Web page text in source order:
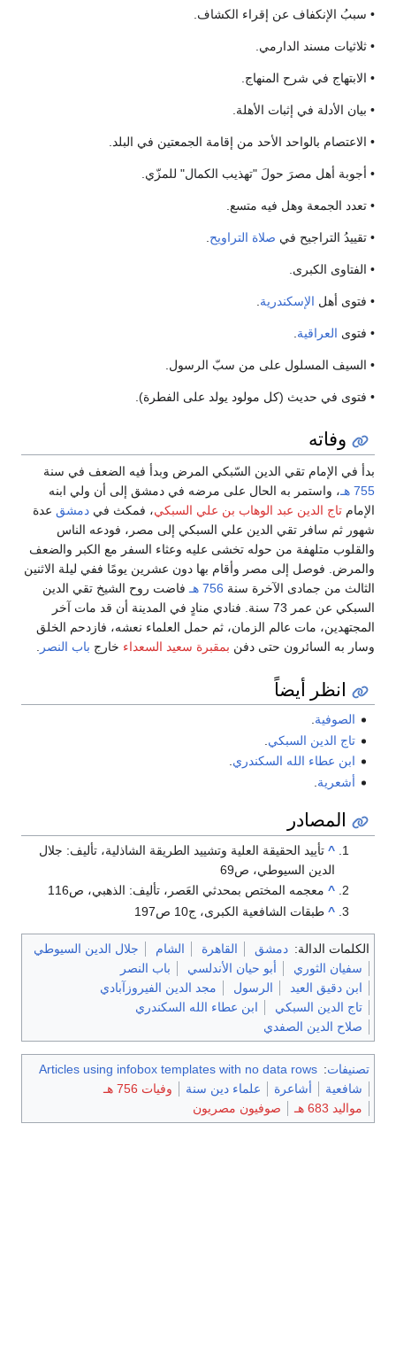
• سببُ الإنكفاف عن إقراء الكشاف.
• ثلاثيات مسند الدارمي.
• الابتهاج في شرح المنهاج.
• بيان الأدلة في إثبات الأهلة.
• الاعتصام بالواحد الأحد من إقامة الجمعتين في البلد.
• أجوبة أهل مصرَ حولَ "تهذيب الكمال" للمزّي.
• تعدد الجمعة وهل فيه متسع.
• تقييدُ التراجيح في صلاة التراويح
• الفتاوى الكبرى.
• فتوى أهل الإسكندرية
• فتوى العراقية
• السيف المسلول على من سبّ الرسول.
• فتوى في حديث (كل مولود يولد على الفطرة).
وفاته
بدأ في الإمام تقي الدين السّبكي المرض وبدأ فيه الضعف في سنة
755 هـ
، واستمر به الحال على مرضه في دمشق إلى أن ولي ابنه
الإمام تاج الدين عبد الوهاب بن علي السبكي، فمكث في دمشق عدة
شهور ثم سافر تقي الدين علي السبكي إلى مصر، فودعه الناس
والقلوب متلهفة من حوله تخشى عليه وعثاء السفر مع الكبر والضعف
والمرض. فوصل إلى مصر وأقام بها دون عشرين يومًا ففي ليلة الاثنين
الثالث من جمادى الآخرة سنة 756 هـ
فاضت روح الشيخ تقي الدين
السبكي عن عمر 73 سنة. فنادي منادٍ في المدينة أن قد مات آخر
المجتهدين، مات عالم الزمان، ثم حمل العلماء نعشه، فازدحم الخلق
وسار به السائرون حتى دفن بمقبرة سعيد السعداء خارج باب النصر
انظر أيضاً
الصوفية.
تاج الدين السبكي
ابن عطاء الله السكندري.
أشعرية
المصادر
^ تأييد الحقيقة العلية وتشييد الطريقة الشاذلية، تأليف: جلال
الدين السيوطي، ص69
^ معجمه المختص بمحدثي العَصر، تأليف: الذهبي، ص116
^ طبقات الشافعية الكبرى، ج10 ص197
الكلمات الدالة: دمشق القاهرة الشام
جلال الدين السيوطي
سفيان الثوري
أبو حيان الأندلسي
باب النصر
ابن دقيق العيد
الرسول
مجد الدين الفيروزآبادي
تاج الدين السبكي
ابن عطاء الله السكندري
صلاح الدين الصفدي
تصنيفات:
Articles using infobox templates with no data rows
شافعية
أشاعرة علماء دين سنة
وفيات 756 هـ
مواليد 683 هـ
صوفيون مصريون